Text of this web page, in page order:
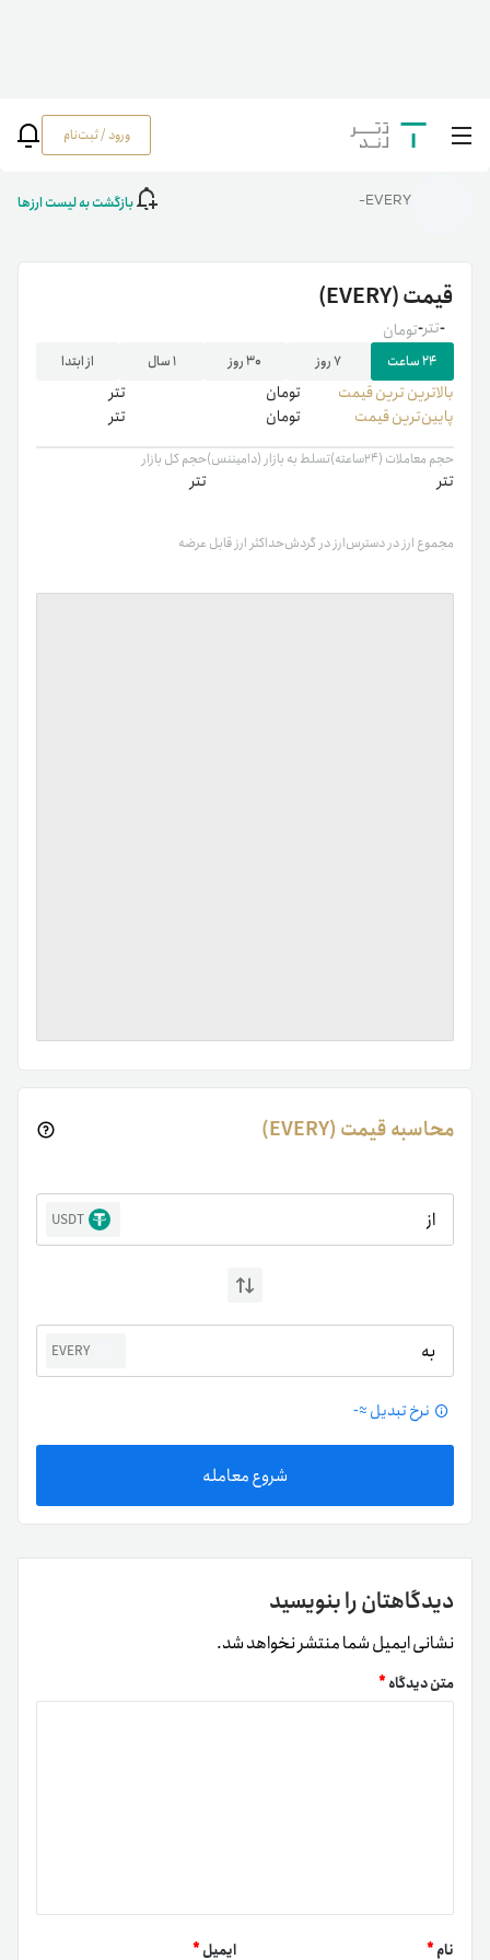
ورود / ثبت‌نام خانه رمزارزها/
EVERY
EVERY- بازگشت به لیست ارزها
قیمت(EVERY)
-تومان -تتر
۲۴ ساعت ۷ روز ۳۰ روز ۱ سال از ابتدا
بالاترین ‌ترین قیمت تومان
تتر
پایین‌ترین قیمت
تومان تتر
حجم معاملات (۲۴ساعته)
تتر
تسلط به بازار (دامیننس)حجم کل بازار
تتر
مجموع ارز در دسترسارز در گردشحداکثر ارز قابل عرضه
محاسبه قیمت (EVERY)
از USDT
به EVERY
نرخ تبدیل ≈-
شروع معامله
دیدگاهتان را بنویسید
نشانی ایمیل شما منتشر نخواهد شد.
متن دیدگاه*
نام* ایمیل*